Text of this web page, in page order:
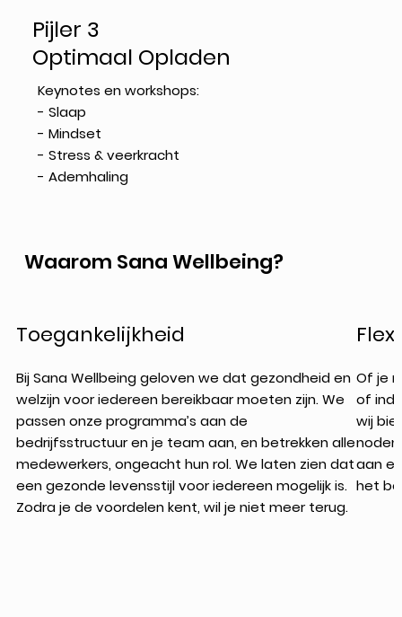
Pijler 3
Optimaal Opladen
Keynotes en workshops:
- Slaap
- Mindset
- Stress & veerkracht
- Ademhaling
Waarom Sana Wellbeing?
Toegankelijkheid
Bij Sana Wellbeing geloven we dat gezondheid en
welzijn voor iedereen bereikbaar moeten zijn. We
passen onze programma’s aan de
bedrijfsstructuur en je team aan, en betrekken alle
medewerkers, ongeacht hun rol. We laten zien dat
een gezonde levensstijl voor iedereen mogelijk is.
Zodra je de voordelen kent, wil je niet meer terug.
Of je
of
wij
aan
het